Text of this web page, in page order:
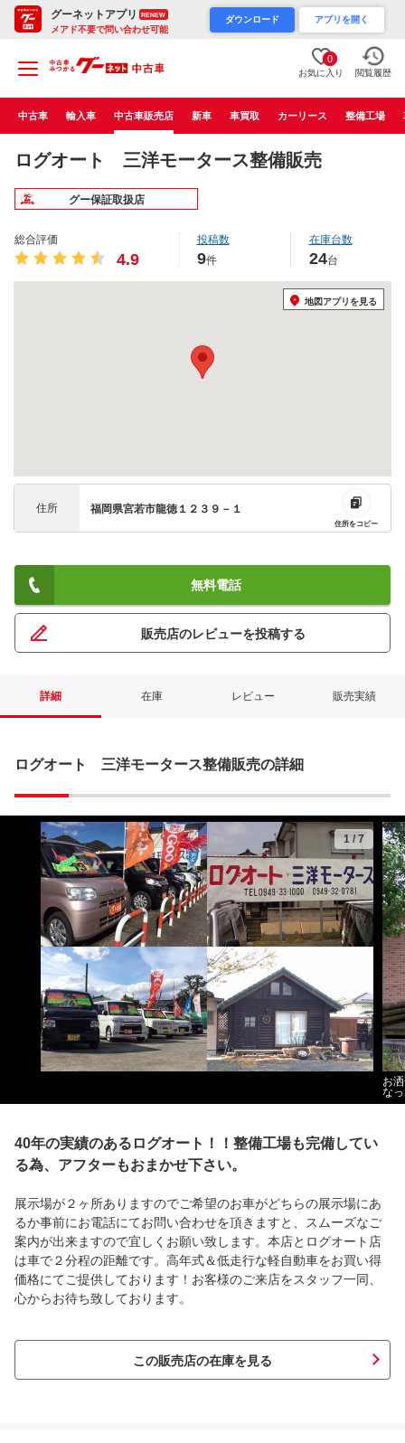
グーネットアプリ RENEW
メアド不要で問い合わせ可能
ダウンロード アプリを開く
0
お気に入り 閲覧履歴
中古車 輸入車 中古車販売店 新車 車買取 カーリース 整備工場
ログオート 三洋モータース整備販売
グー保証取扱店
総合評価
4.9
投稿数
9件
在庫台数
24台
地図アプリを見る
住所 福岡県宮若市龍徳１２３９－１
住所をコピー
無料電話
販売店のレビューを投稿する
詳細 在庫 レビュー 販売実績
ログオート 三洋モータース整備販売の詳細
1/7
お
な
40年の実績のあるログオート！！整備工場も完備してい
る為、アフターもおまかせ下さい。
展示場が２ヶ所ありますのでご希望のお車がどちらの展示場にあ
るか事前にお電話にてお問い合わせを頂きますと、スムーズなご
案内が出来ますので宜しくお願い致します。本店とログオート店
は車で２分程の距離です。高年式＆低走行な軽自動車をお買い得
価格にてご提供しております！お客様のご来店をスタッフ一同、
心からお待ち致しております。
この販売店の在庫を見る